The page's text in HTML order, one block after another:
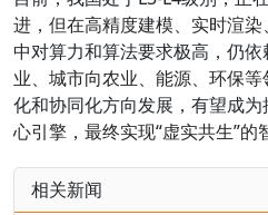
进，但在高精度建模、实时渲
中对算力和算法要求极高，仍
业、城市向农业、能源、环保
化和协同化方向发展，有望成
心引擎，最终实现“虚实共生”的
相关新闻